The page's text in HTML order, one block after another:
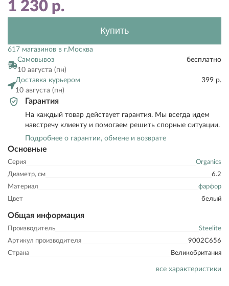
Основные
Серия
Organics
Диаметр, см
6.2
Материал
фарфор
Цвет
белый
Общая информация
Производитель
Steelite
Артикул производителя
9002C656
Страна
Великобритания
все характеристики
1 230 р.
Купить
617 магазинов в г.Москва
Самовывоз
10 августа (пн)
бесплатно
Доставка курьером
10 августа (пн)
399 р.
Гарантия
На каждый товар действует гарантия. Мы всегда идем
навстречу клиенту и помогаем решить спорные ситуации.
Подробнее о гарантии, обмене и возврате